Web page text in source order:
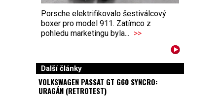
Porsche elektrifikovalo šestiválcový
boxer pro model 911. Zatímco z
pohledu marketingu byla... >>
Další články
VOLKSWAGEN PASSAT GT G60 SYNCRO:
URAGÁN (RETROTEST)